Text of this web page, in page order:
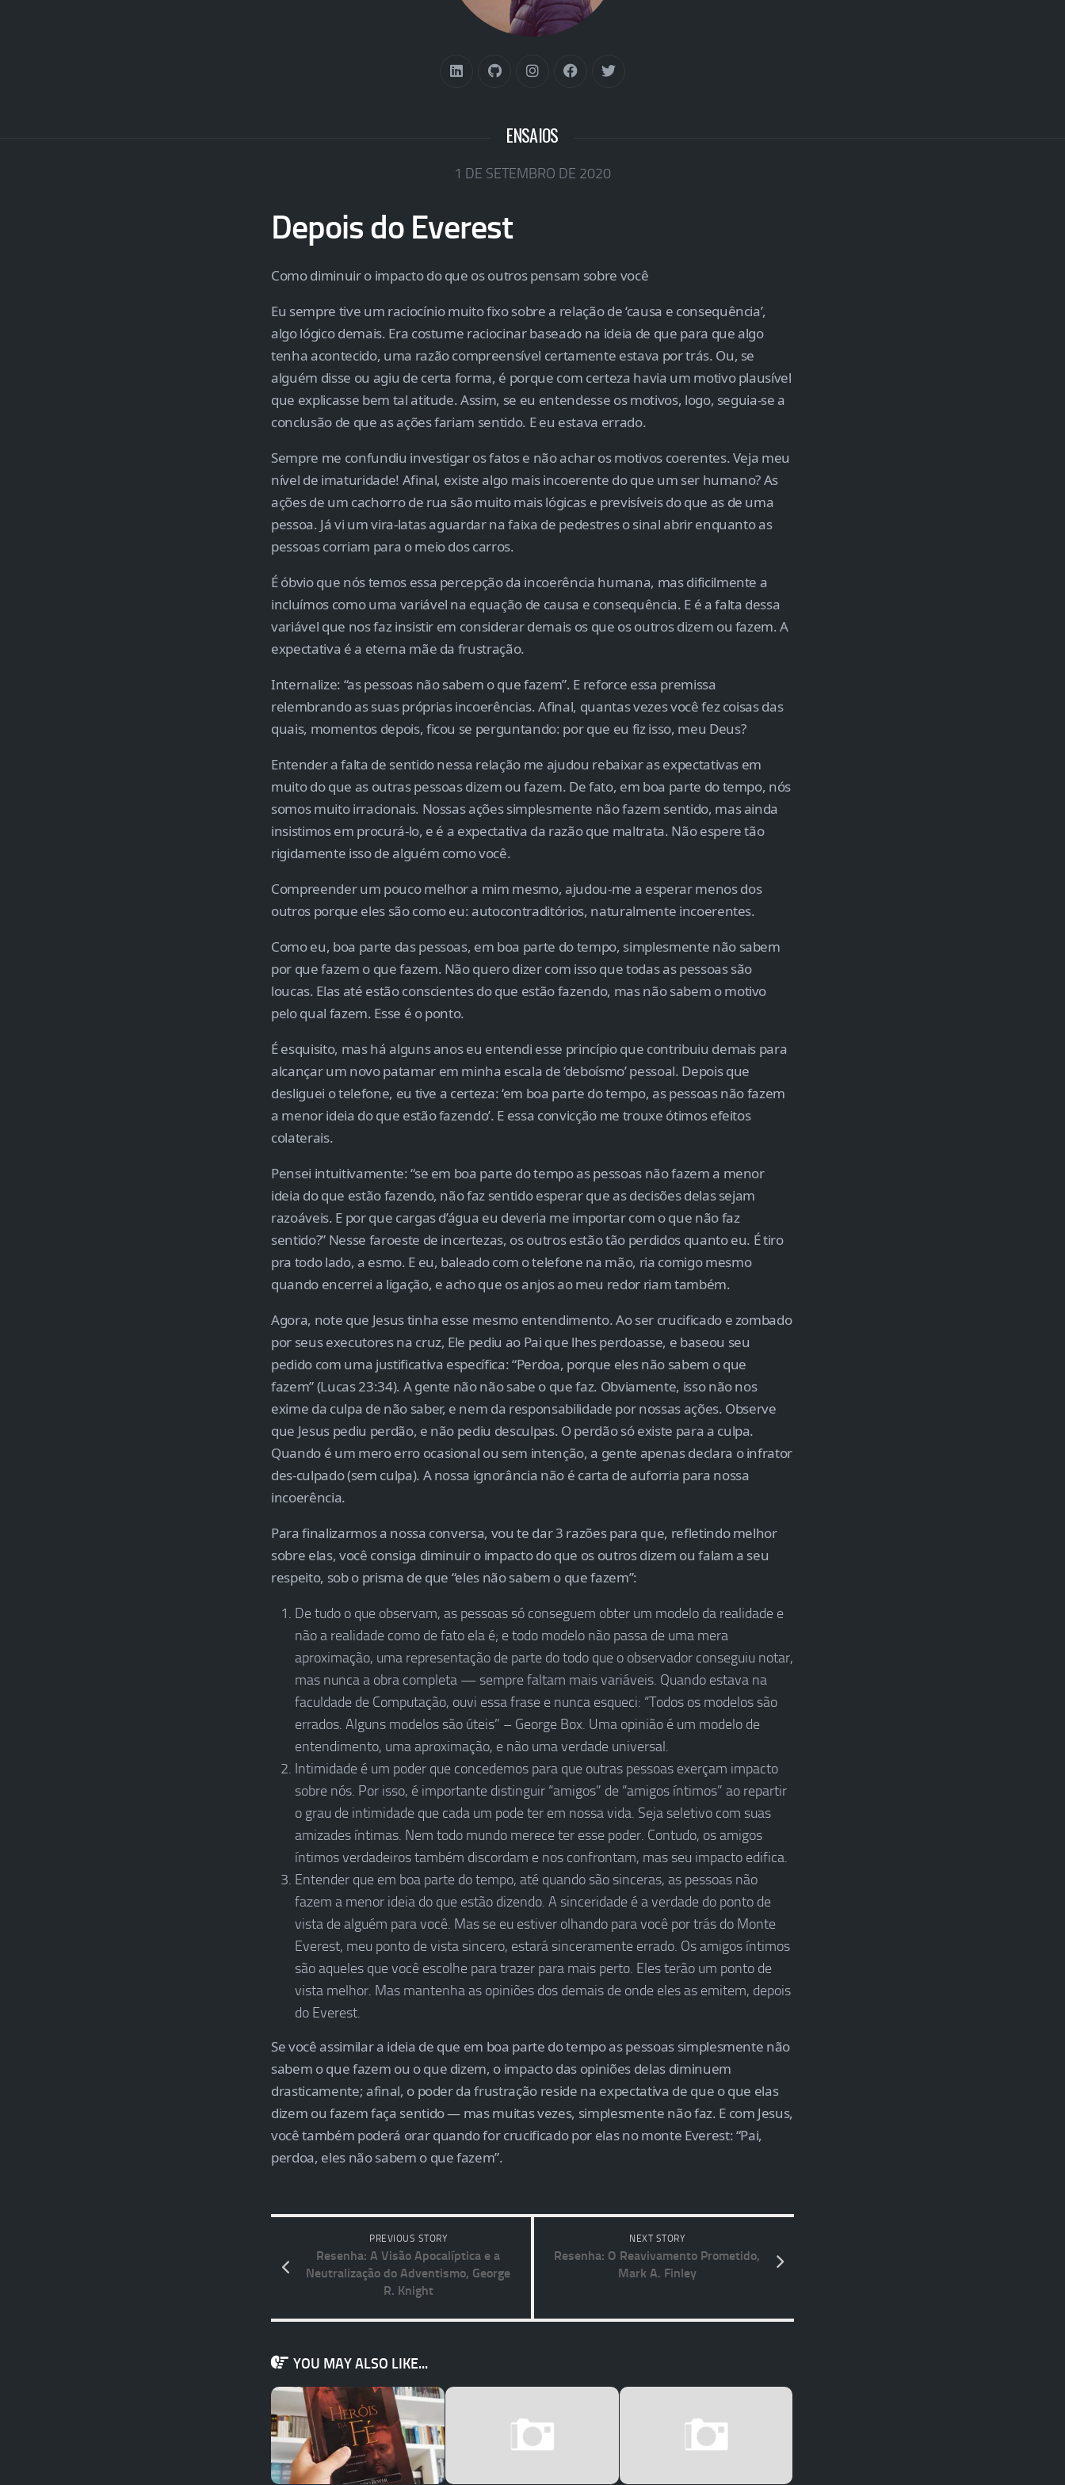
ENSAIOS
1 DE SETEMBRO DE 2020
Depois do Everest
Como diminuir o impacto do que os outros pensam sobre você
Eu sempre tive um raciocínio muito fixo sobre a relação de ‘causa e consequência’,
algo lógico demais. Era costume raciocinar baseado na ideia de que para que algo
tenha acontecido, uma razão compreensível certamente estava por trás. Ou, se
alguém disse ou agiu de certa forma, é porque com certeza havia um motivo plausível
que explicasse bem tal atitude. Assim, se eu entendesse os motivos, logo, seguia-se a
conclusão de que as ações fariam sentido. E eu estava errado.
Sempre me confundiu investigar os fatos e não achar os motivos coerentes. Veja meu
nível de imaturidade! Afinal, existe algo mais incoerente do que um ser humano? As
ações de um cachorro de rua são muito mais lógicas e previsíveis do que as de uma
pessoa. Já vi um vira-latas aguardar na faixa de pedestres o sinal abrir enquanto as
pessoas corriam para o meio dos carros.
É óbvio que nós temos essa percepção da incoerência humana, mas dificilmente a
incluímos como uma variável na equação de causa e consequência. E é a falta dessa
variável que nos faz insistir em considerar demais os que os outros dizem ou fazem. A
expectativa é a eterna mãe da frustração.
Internalize: “as pessoas não sabem o que fazem”. E reforce essa premissa
relembrando as suas próprias incoerências. Afinal, quantas vezes você fez coisas das
quais, momentos depois, ficou se perguntando: por que eu fiz isso, meu Deus?
Entender a falta de sentido nessa relação me ajudou rebaixar as expectativas em
muito do que as outras pessoas dizem ou fazem. De fato, em boa parte do tempo, nós
somos muito irracionais. Nossas ações simplesmente não fazem sentido, mas ainda
insistimos em procurá-lo, e é a expectativa da razão que maltrata. Não espere tão
rigidamente isso de alguém como você.
Compreender um pouco melhor a mim mesmo, ajudou-me a esperar menos dos
outros porque eles são como eu: autocontraditórios, naturalmente incoerentes.
Como eu, boa parte das pessoas, em boa parte do tempo, simplesmente não sabem
por que fazem o que fazem. Não quero dizer com isso que todas as pessoas são
loucas. Elas até estão conscientes do que estão fazendo, mas não sabem o motivo
pelo qual fazem. Esse é o ponto.
É esquisito, mas há alguns anos eu entendi esse princípio que contribuiu demais para
alcançar um novo patamar em minha escala de ‘deboísmo’ pessoal. Depois que
desliguei o telefone, eu tive a certeza: ‘em boa parte do tempo, as pessoas não fazem
a menor ideia do que estão fazendo’. E essa convicção me trouxe ótimos efeitos
colaterais.
Pensei intuitivamente: “se em boa parte do tempo as pessoas não fazem a menor
ideia do que estão fazendo, não faz sentido esperar que as decisões delas sejam
razoáveis. E por que cargas d’água eu deveria me importar com o que não faz
sentido?” Nesse faroeste de incertezas, os outros estão tão perdidos quanto eu. É tiro
pra todo lado, a esmo. E eu, baleado com o telefone na mão, ria comigo mesmo
quando encerrei a ligação, e acho que os anjos ao meu redor riam também.
Agora, note que Jesus tinha esse mesmo entendimento. Ao ser crucificado e zombado
por seus executores na cruz, Ele pediu ao Pai que lhes perdoasse, e baseou seu
pedido com uma justificativa específica: “Perdoa, porque eles não sabem o que
fazem” (Lucas 23:34). A gente não não sabe o que faz. Obviamente, isso não nos
exime da culpa de não saber, e nem da responsabilidade por nossas ações. Observe
que Jesus pediu perdão, e não pediu desculpas. O perdão só existe para a culpa.
Quando é um mero erro ocasional ou sem intenção, a gente apenas declara o infrator
des-culpado (sem culpa). A nossa ignorância não é carta de auforria para nossa
incoerência.
Para finalizarmos a nossa conversa, vou te dar 3 razões para que, refletindo melhor
sobre elas, você consiga diminuir o impacto do que os outros dizem ou falam a seu
respeito, sob o prisma de que “eles não sabem o que fazem”:
De tudo o que observam, as pessoas só conseguem obter um modelo da realidade e
não a realidade como de fato ela é; e todo modelo não passa de uma mera
aproximação, uma representação de parte do todo que o observador conseguiu notar,
mas nunca a obra completa — sempre faltam mais variáveis. Quando estava na
faculdade de Computação, ouvi essa frase e nunca esqueci: “Todos os modelos são
errados. Alguns modelos são úteis” – George Box. Uma opinião é um modelo de
entendimento, uma aproximação, e não uma verdade universal.
Intimidade é um poder que concedemos para que outras pessoas exerçam impacto
sobre nós. Por isso, é importante distinguir “amigos” de “amigos íntimos” ao repartir
o grau de intimidade que cada um pode ter em nossa vida. Seja seletivo com suas
amizades íntimas. Nem todo mundo merece ter esse poder. Contudo, os amigos
íntimos verdadeiros também discordam e nos confrontam, mas seu impacto edifica.
Entender que em boa parte do tempo, até quando são sinceras, as pessoas não
fazem a menor ideia do que estão dizendo. A sinceridade é a verdade do ponto de
vista de alguém para você. Mas se eu estiver olhando para você por trás do Monte
Everest, meu ponto de vista sincero, estará sinceramente errado. Os amigos íntimos
são aqueles que você escolhe para trazer para mais perto. Eles terão um ponto de
vista melhor. Mas mantenha as opiniões dos demais de onde eles as emitem, depois
do Everest.
Se você assimilar a ideia de que em boa parte do tempo as pessoas simplesmente não
sabem o que fazem ou o que dizem, o impacto das opiniões delas diminuem
drasticamente; afinal, o poder da frustração reside na expectativa de que o que elas
dizem ou fazem faça sentido — mas muitas vezes, simplesmente não faz. E com Jesus,
você também poderá orar quando for crucificado por elas no monte Everest: “Pai,
perdoa, eles não sabem o que fazem”.
NEXT STORY
Resenha: O Reavivamento Prometido,
Mark A. Finley
PREVIOUS STORY
Resenha: A Visão Apocalíptica e a
Neutralização do Adventismo, George
R. Knight
YOU MAY ALSO LIKE...